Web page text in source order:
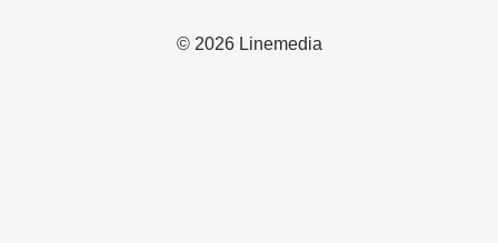
© 2026 Linemedia